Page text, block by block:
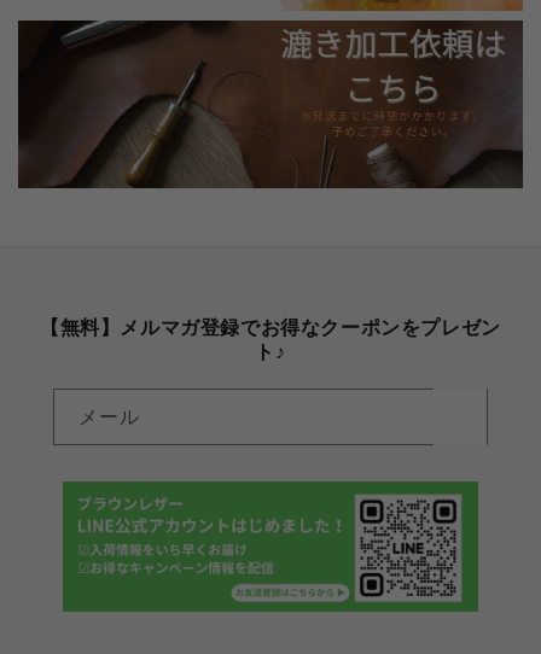
【無料】メルマガ登録でお得なクーポンをプレゼン
ト♪
メール